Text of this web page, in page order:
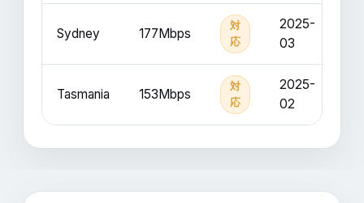
Sydney 177Mbps
対
応
2025-
03
Tasmania 153Mbps
対
応
2025-
02